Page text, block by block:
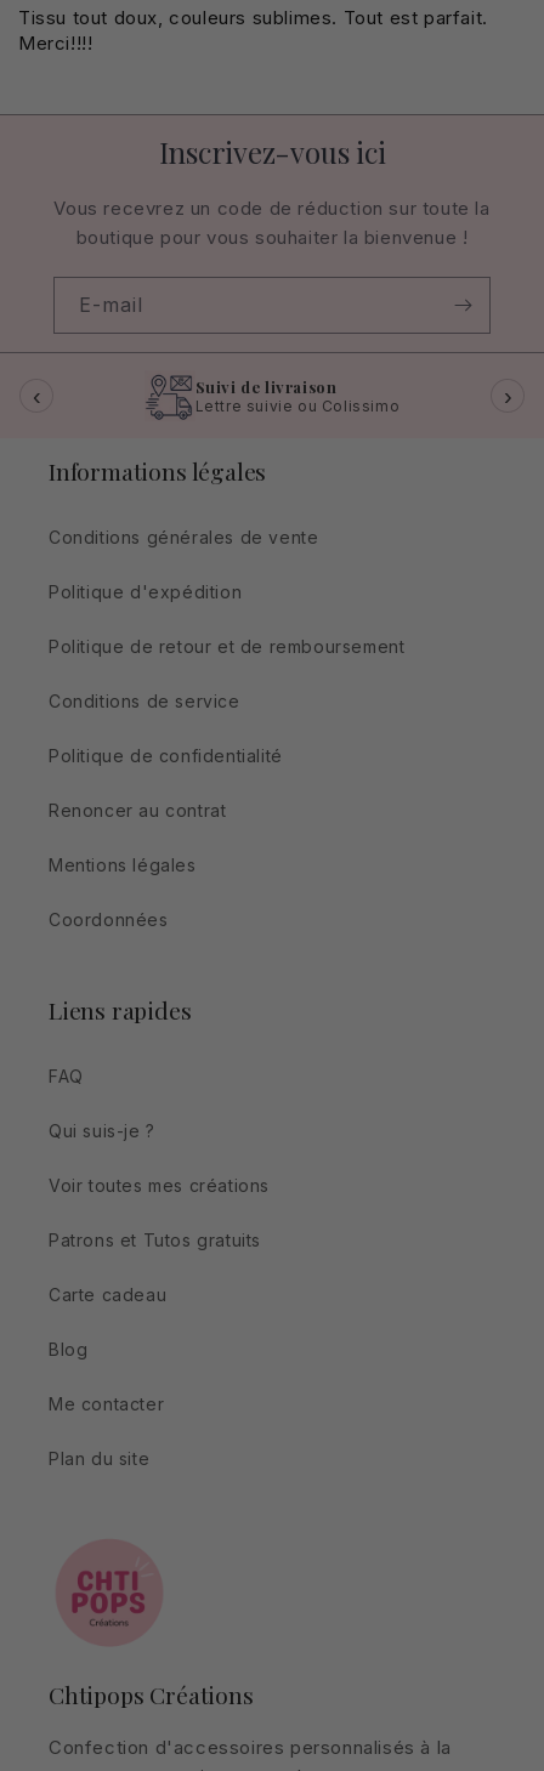
Tissu tout doux, couleurs sublimes. Tout est parfait.
Merci!!!!
Inscrivez-vous ici
Vous recevrez un code de réduction sur toute la
boutique pour vous souhaiter la bienvenue !
E-mail
‹ Suivi de livraison
Lettre suivie ou Colissimo ›
Informations légales
Conditions générales de vente
Politique d'expédition
Politique de retour et de remboursement
Conditions de service
Politique de confidentialité
Renoncer au contrat
Mentions légales
Coordonnées
Liens rapides
FAQ
Qui suis-je ?
Voir toutes mes créations
Patrons et Tutos gratuits
Carte cadeau
Blog
Me contacter
Plan du site
Chtipops Créations
Confection d'accessoires personnalisés à la